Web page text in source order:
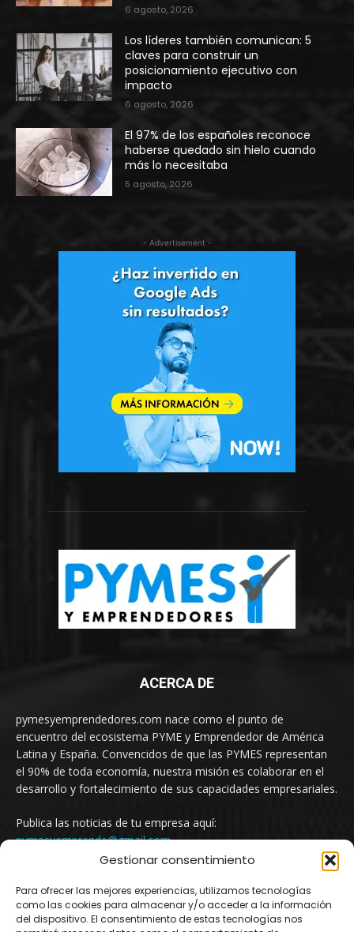
Gestionar consentimiento
Para ofrecer las mejores experiencias, utilizamos tecnologías
como las cookies para almacenar y/o acceder a la información
del dispositivo. El consentimiento de estas tecnologías nos
6 agosto, 2026
Los líderes también comunican: 5
claves para construir un
posicionamiento ejecutivo con
impacto
6 agosto, 2026
El 97% de los españoles reconoce
haberse quedado sin hielo cuando
más lo necesitaba
5 agosto, 2026
- Advertisement -
ACERCA DE
pymesyemprendedores.com nace como el punto de
encuentro del ecosistema PYME y Emprendedor de América
Latina y España. Convencidos de que las PYMES representan
el 90% de toda economía, nuestra misión es colaborar en el
desarrollo y fortalecimiento de sus capacidades empresariales.
Publica las noticias de tu empresa aquí:
pymesyemprende@gmail.com
SÍGUENOS